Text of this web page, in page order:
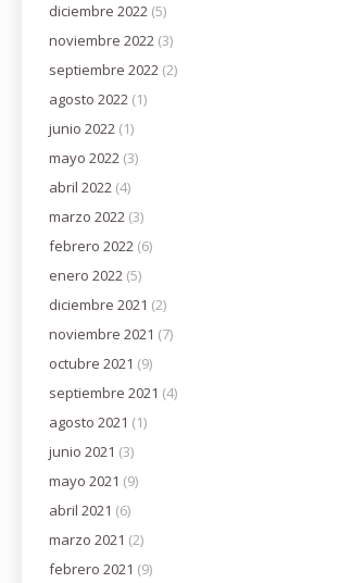
diciembre 2022 (5)
noviembre 2022 (3)
septiembre 2022 (2)
agosto 2022 (1)
junio 2022 (1)
mayo 2022 (3)
abril 2022 (4)
marzo 2022 (3)
febrero 2022 (6)
enero 2022 (5)
diciembre 2021 (2)
noviembre 2021 (7)
octubre 2021 (9)
septiembre 2021 (4)
agosto 2021 (1)
junio 2021 (3)
mayo 2021 (9)
abril 2021 (6)
marzo 2021 (2)
febrero 2021 (9)